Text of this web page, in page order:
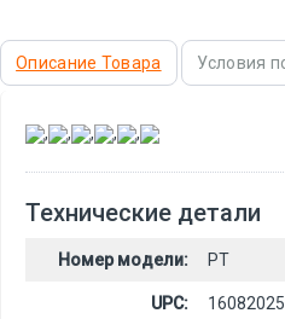
Описание Товара Условия
, , , , ,
Технические детали
Номер модели: PT
UPC: